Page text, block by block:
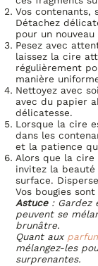
Vos contenants,
Détachez
pour un
Pesez avec
laissez la cire
régulièrement
manière
Nettoyez avec
avec du papier
délicatesse.
Lorsque la cire
dans les
et la patience
Alors que la
invitez la beauté
surface.
Vos bougies
Astuce: Gardez
peuvent se
brunâtre.
Quant aux
mélangez-les
surprenantes.